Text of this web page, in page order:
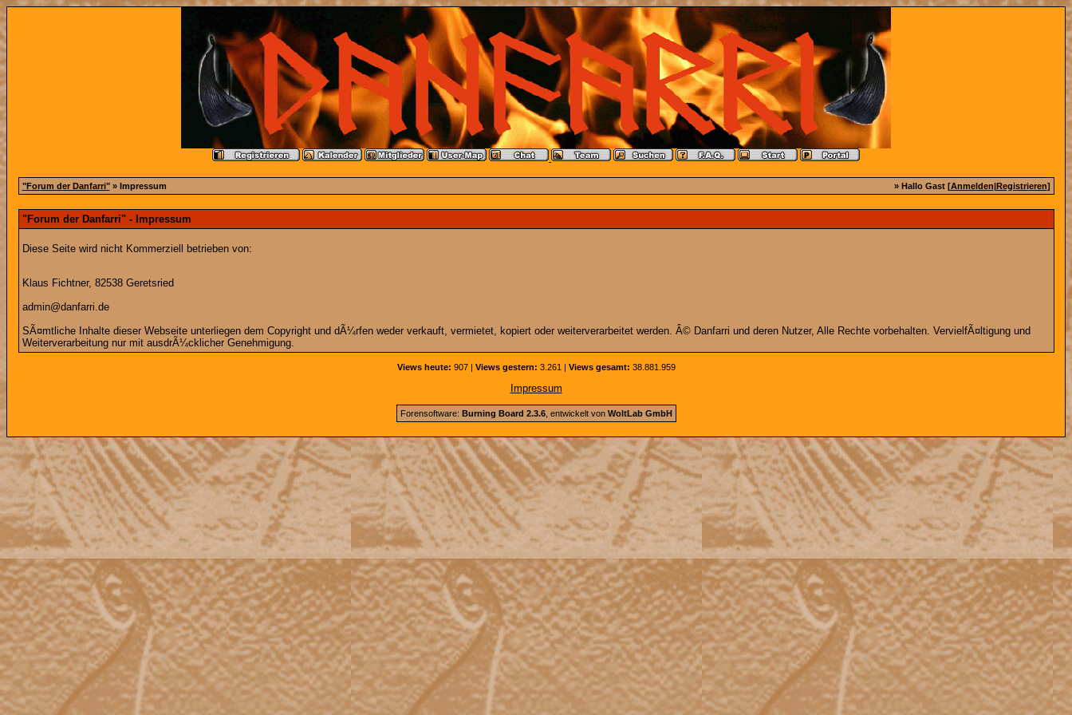
"Forum der Danfarri"» Impressum » Hallo Gast [Anmelden|Registrieren]
"Forum der Danfarri" - Impressum
Diese Seite wird nicht Kommerziell betrieben von:
Klaus Fichtner, 82538 Geretsried
admin@danfarri.de
SÃ¤mtliche Inhalte dieser Webseite unterliegen dem Copyright und dÃ¼rfen weder verkauft, vermietet, kopiert oder weiterverarbeitet werden. Â© Danfarri und deren Nutzer, Alle Rechte vorbehalten. VervielfÃ¤ltigung und
Weiterverarbeitung nur mit ausdrÃ¼cklicher Genehmigung.
Views heute: 907 | Views gestern: 3.261 | Views gesamt: 38.881.959
Impressum
Forensoftware: Burning Board 2.3.6, entwickelt von WoltLab GmbH